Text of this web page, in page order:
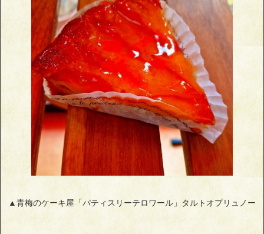
▲青梅のケーキ屋「パティスリーテロワール」タルトオプリュノー